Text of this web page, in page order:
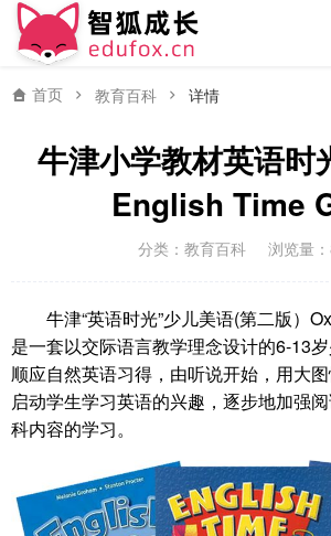
首页 教育百科 详情
牛津小学教材英语
English Time
分类： 教育百科 浏览量
牛津“英语时光”少儿美语(第二版）
是一套以交际语言教学理念设计的6-13
顺应自然英语习得，由听说开始，用大
启动学生学习英语的兴趣，逐步地加强
科内容的学习。